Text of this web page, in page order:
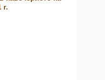
г.